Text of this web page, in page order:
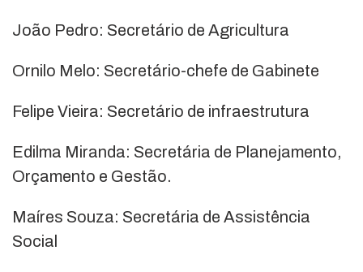
João Pedro: Secretário de Agricultura
Ornilo Melo: Secretário-chefe de Gabinete
Felipe Vieira: Secretário de infraestrutura
Edilma Miranda: Secretária de Planejamento,
Orçamento e Gestão.
Maíres Souza: Secretária de Assistência
Social